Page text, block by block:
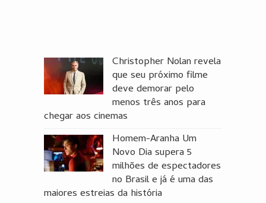
Christopher Nolan revela
que seu próximo filme
deve demorar pelo
menos três anos para
chegar aos cinemas
Homem-Aranha Um
Novo Dia supera 5
milhões de espectadores
no Brasil e já é uma das
maiores estreias da história